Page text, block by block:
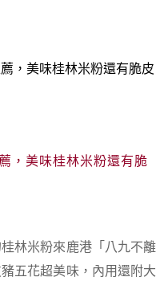
，美味桂林米粉還有脆
林米粉來鹿港「八九不離
五花超美味，內用還附大